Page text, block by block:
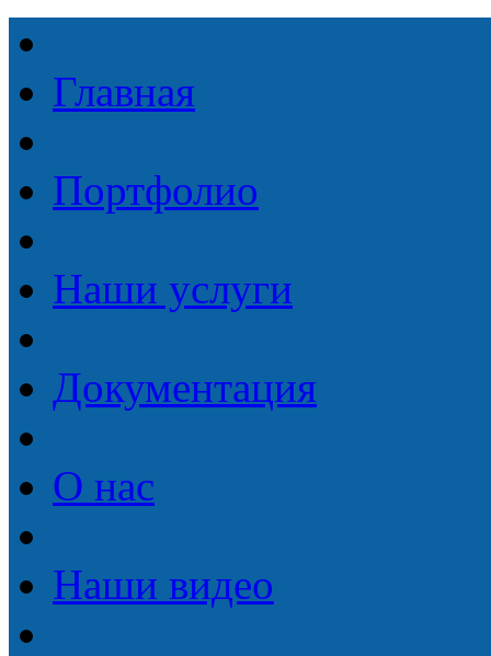
Главная
Портфолио
Наши услуги
Документация
О нас
Наши видео